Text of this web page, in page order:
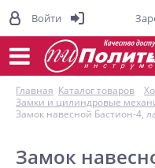
Главная Каталог товаров
Замки и цилиндровые
Замок навесной Бастион-4,
Замок
Войти